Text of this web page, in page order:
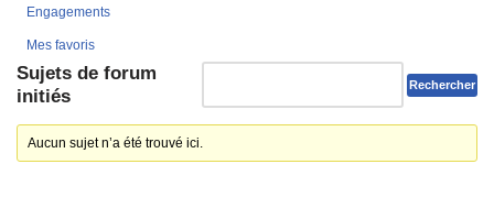
Engagements
Mes favoris
Sujets de forum
initiés
Aucun sujet n’a été trouvé ici.